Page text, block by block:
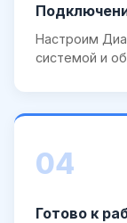
Настроим
системой и
04
Готово к